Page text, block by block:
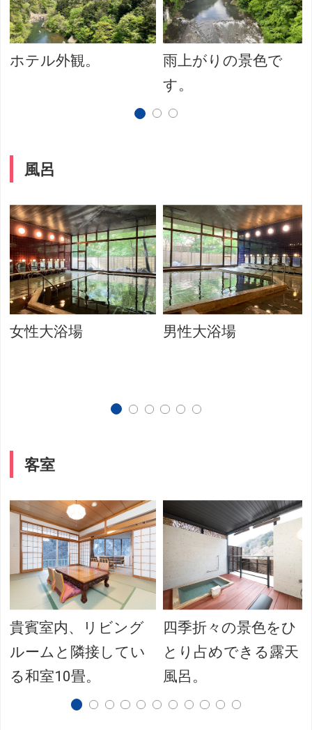
ホテル外観。
雨上がりの景色で
す。
風呂
女性大浴場 男性大浴場
客室
貴賓室内、リビング
ルームと隣接してい
る和室10畳。
四季折々の景色をひ
とり占めできる露天
風呂。